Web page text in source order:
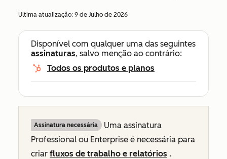
Ultima atualização: 9 de Julho de 2026
Disponível com qualquer uma das seguintes
assinaturas, salvo menção ao contrário:
Todos os produtos e planos
Assinatura necessária
Uma assinatura
Professional ou Enterprise é necessária para
criar fluxos de trabalho e relatórios .